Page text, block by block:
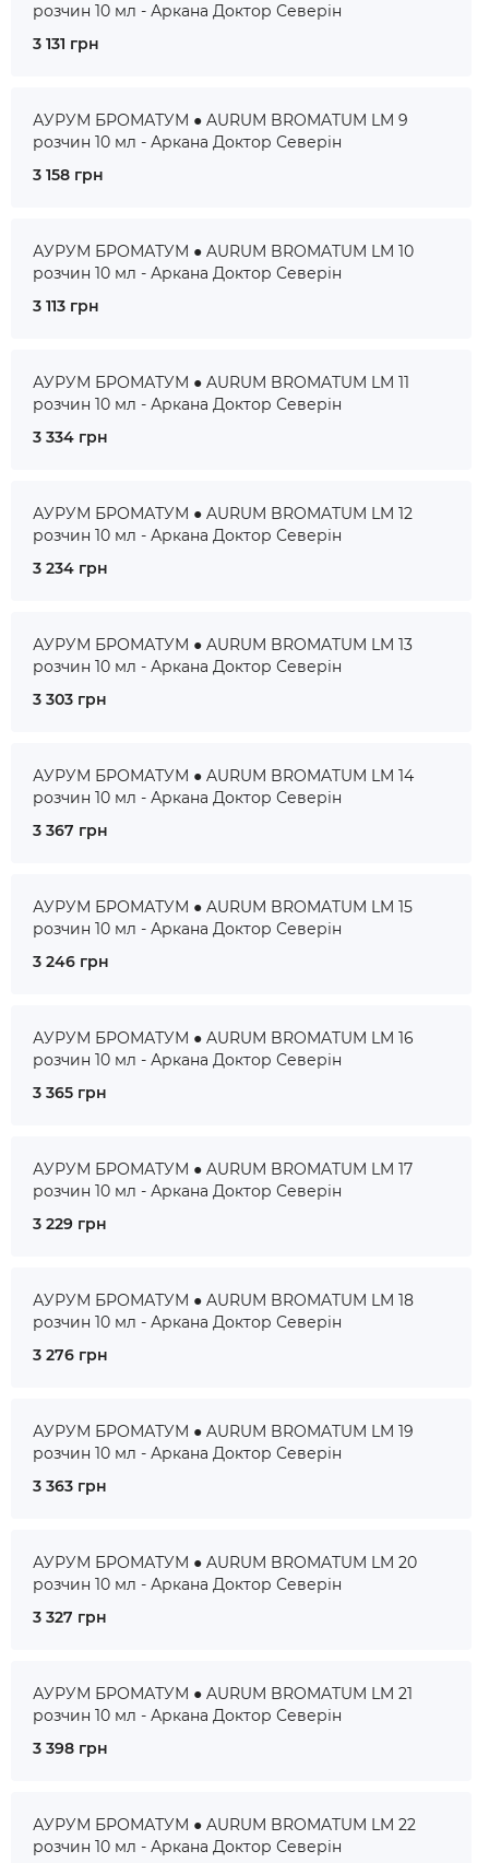
розчин 10 мл - Аркана Доктор Северін
3 131 грн
АУРУМ БРОМАТУМ ● AURUM BROMATUM LM 9
розчин 10 мл - Аркана Доктор Северін
3 158 грн
АУРУМ БРОМАТУМ ● AURUM BROMATUM LM 10
розчин 10 мл - Аркана Доктор Северін
3 113 грн
АУРУМ БРОМАТУМ ● AURUM BROMATUM LM 11
розчин 10 мл - Аркана Доктор Северін
3 334 грн
АУРУМ БРОМАТУМ ● AURUM BROMATUM LM 12
розчин 10 мл - Аркана Доктор Северін
3 234 грн
АУРУМ БРОМАТУМ ● AURUM BROMATUM LM 13
розчин 10 мл - Аркана Доктор Северін
3 303 грн
АУРУМ БРОМАТУМ ● AURUM BROMATUM LM 14
розчин 10 мл - Аркана Доктор Северін
3 367 грн
АУРУМ БРОМАТУМ ● AURUM BROMATUM LM 15
розчин 10 мл - Аркана Доктор Северін
3 246 грн
АУРУМ БРОМАТУМ ● AURUM BROMATUM LM 16
розчин 10 мл - Аркана Доктор Северін
3 365 грн
АУРУМ БРОМАТУМ ● AURUM BROMATUM LM 17
розчин 10 мл - Аркана Доктор Северін
3 229 грн
АУРУМ БРОМАТУМ ● AURUM BROMATUM LM 18
розчин 10 мл - Аркана Доктор Северін
3 276 грн
АУРУМ БРОМАТУМ ● AURUM BROMATUM LM 19
розчин 10 мл - Аркана Доктор Северін
3 363 грн
АУРУМ БРОМАТУМ ● AURUM BROMATUM LM 20
розчин 10 мл - Аркана Доктор Северін
3 327 грн
АУРУМ БРОМАТУМ ● AURUM BROMATUM LM 21
розчин 10 мл - Аркана Доктор Северін
3 398 грн
АУРУМ БРОМАТУМ ● AURUM BROMATUM LM 22
розчин 10 мл - Аркана Доктор Северін